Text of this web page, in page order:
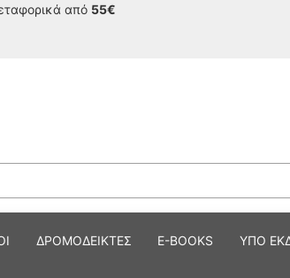
από 55€
και
ΔΡΟΜΟΔΕΙΚΤΕΣ E-BOOKS ΥΠΟ